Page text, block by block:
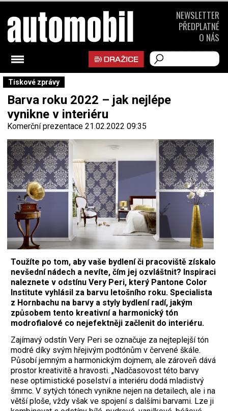
Tiskové zprávy
Barva roku 2022 – jak nejlépe
vynikne v interiéru
Komerční prezentace 21.02.2022 09:35
Toužíte po tom, aby vaše bydlení či pracoviště získalo
nevšední nádech a nevíte, čím jej ozvláštnit? Inspiraci
naleznete v odstínu Very Peri, který Pantone Color
Institute vyhlásil za barvu letošního roku. Specialista
z Hornbachu na barvy a styly bydlení radí, jakým
způsobem tento kreativní a harmonický tón
modrofialové co nejefektněji začlenit do interiéru.
Zajímavý odstín Very Peri se označuje za nejteplejší tón
modré díky svým hřejivým podtónům v červené škále.
Působí jemným a harmonickým dojmem, ale zároveň dává
prostor kreativitě a hravosti. „Nadčasovost této barvy
nese optimistické poselství a interiéru dodá mladistvý
šmrnc. V sytých tónech vynikne nejen na detailech, ale i na
větší ploše, vždy však ve spojení s dalšími barvami. Lze ji
NEWSLETTER
PŘEDPLATNÉ
O NÁS